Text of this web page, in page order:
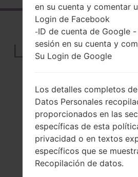
El
Comparar
en su cuenta y comentar
Login de Facebook
-ID de cuenta de Google
sesión en su cuenta y
Su Login de Google
Los detalles completos
Datos Personales
proporcionados en las
específicas de esta
privacidad o en textos
específicos que se
Recopilación de datos.